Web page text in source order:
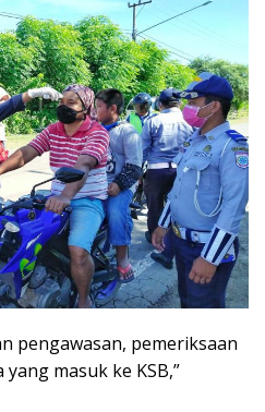
pengawasan, pemeriksaan
masuk ke KSB,”